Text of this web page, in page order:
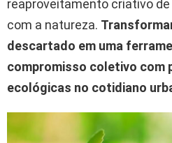
reaproveitamento criativo
com a natureza.
descartado em uma
compromisso coletivo com
ecológicas no cotidiano